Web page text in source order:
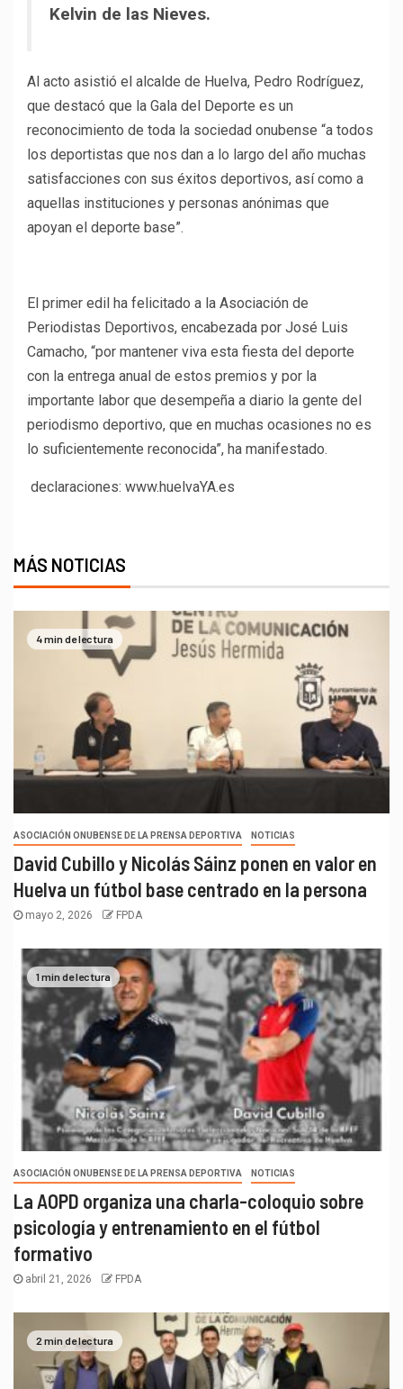
Kelvin de las Nieves.
Al acto asistió el alcalde de Huelva, Pedro Rodríguez,
que destacó que la Gala del Deporte es un
reconocimiento de toda la sociedad onubense “a todos
los deportistas que nos dan a lo largo del año muchas
satisfacciones con sus éxitos deportivos, así como a
aquellas instituciones y personas anónimas que
apoyan el deporte base”.
El primer edil ha felicitado a la Asociación de
Periodistas Deportivos, encabezada por José Luis
Camacho, “por mantener viva esta fiesta del deporte
con la entrega anual de estos premios y por la
importante labor que desempeña a diario la gente del
periodismo deportivo, que en muchas ocasiones no es
lo suficientemente reconocida”, ha manifestado.
declaraciones: www.huelvaYA.es
MÁS NOTICIAS
4 min de lectura
ASOCIACIÓN ONUBENSE DE LA PRENSA DEPORTIVA NOTICIAS
David Cubillo y Nicolás Sáinz ponen en valor en
Huelva un fútbol base centrado en la persona
mayo 2, 2026 FPDA
1 min de lectura
ASOCIACIÓN ONUBENSE DE LA PRENSA DEPORTIVA NOTICIAS
La AOPD organiza una charla-coloquio sobre
psicología y entrenamiento en el fútbol
formativo
abril 21, 2026 FPDA
2 min de lectura